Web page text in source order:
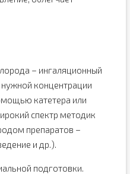
– ингаляционный
концентрации
катетера или
спектр методик
препаратов –
и др.).
подготовки.